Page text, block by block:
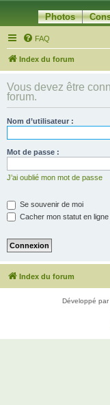
Photos
FAQ
Index du forum
Vous devez être
forum.
Nom d’utilisateur :
Mot de passe :
J’ai oublié mon mot de passe
Se souvenir de moi
Cacher mon statut en
Index du forum
Développé par